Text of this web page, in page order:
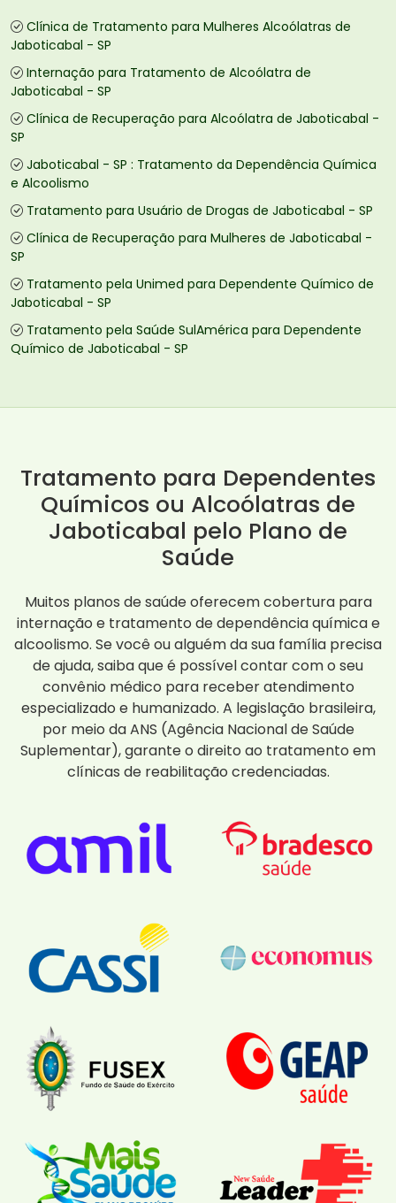
Clínica de Tratamento para Mulheres Alcoólatras de
Jaboticabal - SP
Internação para Tratamento de Alcoólatra de
Jaboticabal - SP
Clínica de Recuperação para Alcoólatra de Jaboticabal -
SP
Jaboticabal - SP : Tratamento da Dependência Química
e Alcoolismo
Tratamento para Usuário de Drogas de Jaboticabal - SP
Clínica de Recuperação para Mulheres de Jaboticabal -
SP
Tratamento pela Unimed para Dependente Químico de
Jaboticabal - SP
Tratamento pela Saúde SulAmérica para Dependente
Químico de Jaboticabal - SP
Tratamento para Dependentes
Químicos ou Alcoólatras de
Jaboticabal pelo Plano de
Saúde
Muitos planos de saúde oferecem cobertura para
internação e tratamento de dependência química e
alcoolismo. Se você ou alguém da sua família precisa
de ajuda, saiba que é possível contar com o seu
convênio médico para receber atendimento
especializado e humanizado. A legislação brasileira,
por meio da ANS (Agência Nacional de Saúde
Suplementar), garante o direito ao tratamento em
clínicas de reabilitação credenciadas.